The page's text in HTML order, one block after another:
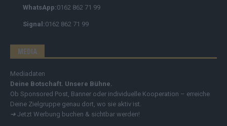
WhatsApp:0162 862 71 99
Signal:0162 862 71 99
MEDIA
Mediadaten
Deine Botschaft. Unsere Bühne.
Ob Sponsored Post, Banner oder individuelle Kooperation – erreiche
Deine Zielgruppe genau dort, wo sie aktiv ist.
➔ Jetzt Werbung buchen & sichtbar werden!